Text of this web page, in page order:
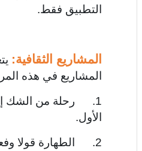
التطبيق فقط.
المشاريع الثقافية:
المشاريع في هذه
1. رحلة من الشك
الأول.
2. الطهارة قولا وفعلا المستوى الأول.